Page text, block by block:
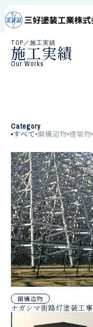
TOP／施工実績
施工実績
Our Works
Category
すべて 鋼構造物 建築物
鋼構造物
ナガシマ街路灯塗装工事